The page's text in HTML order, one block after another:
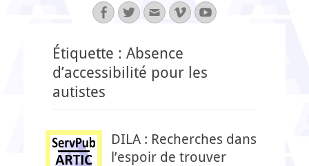
Facebook
TwitterAdresse
de
VimeoYouTube
Étiquette : Absence
d’accessibilité pour les
autistes
DILA : Recherches dans
l’espoir de trouver